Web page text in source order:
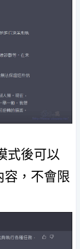
式後可以
容，不會限